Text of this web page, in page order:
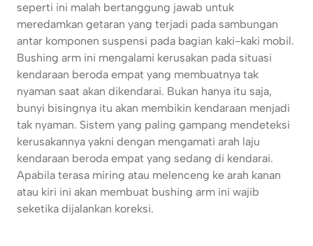
seperti ini malah bertanggung jawab untuk
meredamkan getaran yang terjadi pada sambungan
antar komponen suspensi pada bagian kaki-kaki mobil.
Bushing arm ini mengalami kerusakan pada situasi
kendaraan beroda empat yang membuatnya tak
nyaman saat akan dikendarai. Bukan hanya itu saja,
bunyi bisingnya itu akan membikin kendaraan menjadi
tak nyaman. Sistem yang paling gampang mendeteksi
kerusakannya yakni dengan mengamati arah laju
kendaraan beroda empat yang sedang di kendarai.
Apabila terasa miring atau melenceng ke arah kanan
atau kiri ini akan membuat bushing arm ini wajib
seketika dijalankan koreksi.